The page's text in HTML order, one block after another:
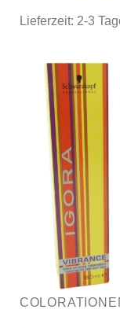
Lieferzeit: 2-3